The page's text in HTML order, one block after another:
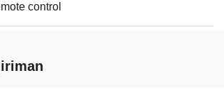
control